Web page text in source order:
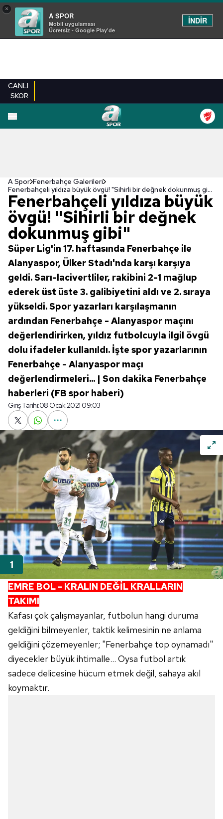
×
A SPOR
Mobil uygulaması
Ücretsiz - Google Play'de
İNDİR
CANLI
SKOR
EN YENILER
A Spor Fenerbahçe Galerileri
Fenerbahçeli yıldıza büyük övgü! "Sihirli bir değnek dokunmuş gibi"
Fenerbahçeli yıldıza büyük
övgü! "Sihirli bir değnek
dokunmuş gibi"
Süper Lig'in 17. haftasında Fenerbahçe ile
Alanyaspor, Ülker Stadı'nda karşı karşıya
geldi. Sarı-lacivertliler, rakibini 2-1 mağlup
ederek üst üste 3. galibiyetini aldı ve 2. sıraya
yükseldi. Spor yazarları karşılaşmanın
ardından Fenerbahçe - Alanyaspor maçını
değerlendirirken, yıldız futbolcuyla ilgil övgü
dolu ifadeler kullanıldı. İşte spor yazarlarının
Fenerbahçe - Alanyaspor maçı
değerlendirmeleri... | Son dakika Fenerbahçe
haberleri (FB spor haberi)
Giriş Tarihi:08 Ocak 2021 09:03
EMRE BOL - KRALIN DEĞİL KRALLARIN
TAKIMI
Kafası çok çalışmayanlar, futbolun hangi duruma
geldiğini bilmeyenler, taktik kelimesinin ne anlama
geldiğini çözemeyenler; "Fenerbahçe top oynamadı"
diyecekler büyük ihtimalle... Oysa futbol artık
sadece delicesine hücum etmek değil, sahaya akıl
koymaktır.